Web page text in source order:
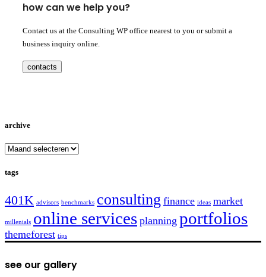
how can we help you?
Contact us at the Consulting WP office nearest to you or submit a
business inquiry online.
contacts
archive
archive
tags
401K advisors benchmarks consulting finance ideas market
millenials online services planning portfolios
themeforest tips
see our gallery